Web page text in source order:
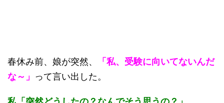
春休み前、娘が突然、
「私、受験に向いてないんだ
な～」 って言い出した。